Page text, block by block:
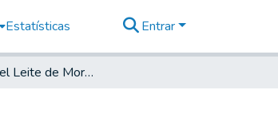
Estatísticas Entrar
Para Manoel Leite de Moraes